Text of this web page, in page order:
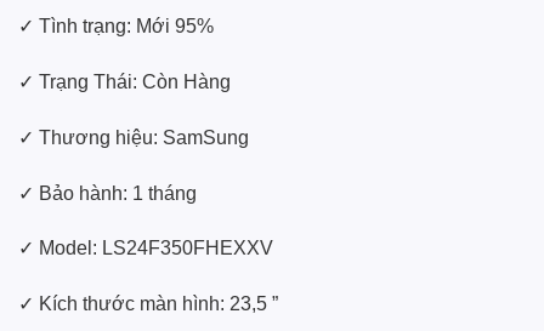
là:
1.500.000 ₫.
✓ Tình trạng: Mới 95%
✓ Trạng Thái: Còn Hàng
✓ Thương hiệu: SamSung
✓ Bảo hành: 1 tháng
✓ Model: LS24F350FHEXXV
✓ Kích thước màn hình: 23,5 ”